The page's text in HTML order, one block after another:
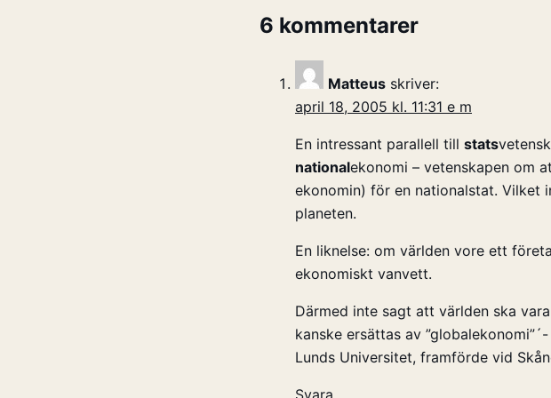
6 kommentarer
Matteus skriver:
april 18, 2005 kl. 11:31 e m
En intressant parallell till stats
nationalekonomi – vetenskapen om
ekonomin) för en nationalstat. Vilket
planeten.
En liknelse: om världen vore ett
ekonomiskt vanvett.
Därmed inte sagt att världen ska
kanske ersättas av
Lunds Universitet, framförde vid